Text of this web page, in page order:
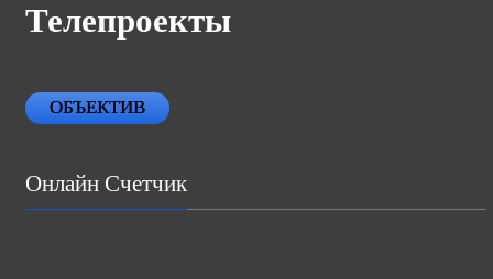
Телепроекты
ОБЪЕКТИВ
Онлайн Счетчик